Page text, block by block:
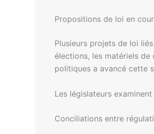
Propositions de loi en
Plusieurs projets de loi
élections, les matériels de
politiques a avancé cette
Les législateurs
Conciliations entre